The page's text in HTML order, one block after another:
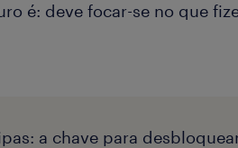
é: deve focar-se no que
a chave para